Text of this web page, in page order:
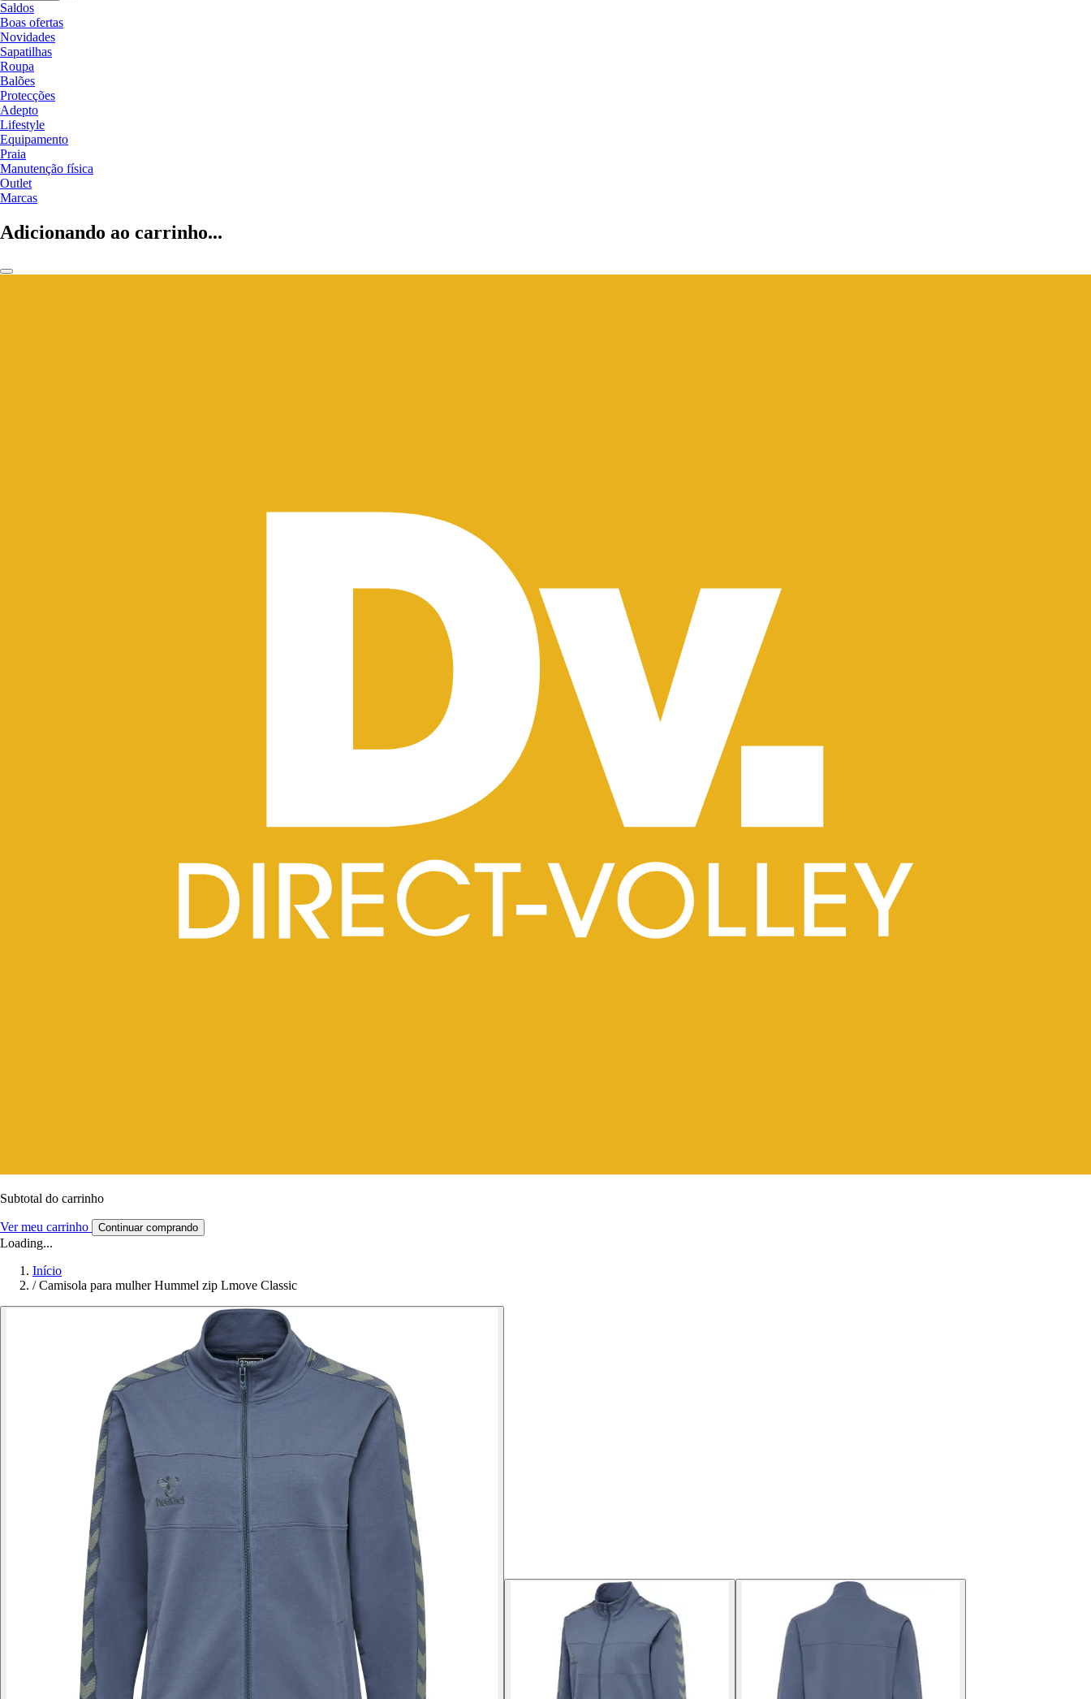
Saldos
Boas ofertas
Novidades
Sapatilhas
Roupa
Balões
Protecções
Adepto
Lifestyle
Equipamento
Praia
Manutenção física
Outlet
Marcas
Adicionando ao carrinho...
Subtotal do carrinho
Ver meu carrinho Continuar comprando
Loading...
Início
/ Camisola para mulher Hummel zip Lmove Classic